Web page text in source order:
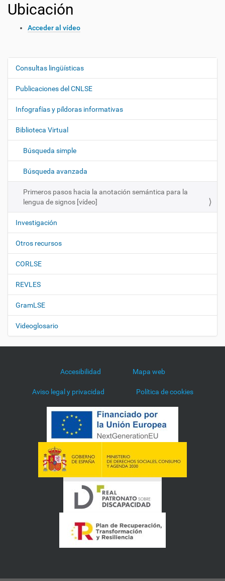
Ubicación
Acceder al vídeo
N
e
g
a
i
n
Consultas lingüísticas
Publicaciones del CNLSE
Infografías y píldoras informativas
Biblioteca Virtual
Búsqueda simple
Búsqueda avanzada
Primeros pasos hacia la anotación semántica para la
lengua de signos [vídeo]
Investigación
Otros recursos
CORLSE
REVLES
GramLSE
Videoglosario
Accesibilidad Mapa web
Aviso legal y privacidad Política de cookies